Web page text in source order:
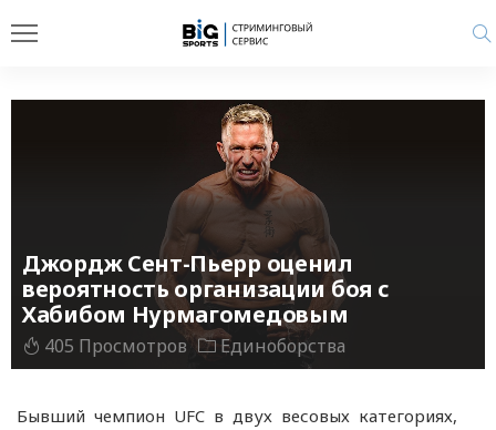
Джордж Сент-Пьерр оценил
вероятность организации боя с
Хабибом Нурмагомедовым
405 Просмотров Единоборства
Бывший чемпион UFC в двух весовых категориях,